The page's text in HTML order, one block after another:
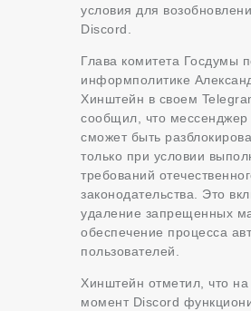
условия для
Discord.
Глава комитета Госдумы
информполитике
Хинштейн в своем
сообщил, что мессенджер
сможет быть
только при условии
требований
законодательства. Это
удаление запрещенных
обеспечение процесса
пользователей.
Хинштейн отметил, что
момент Discord